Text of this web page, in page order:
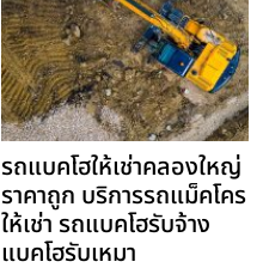
รถแบคโฮให้เช่าคลองใหญ่
ราคาถูก บริการรถแม็คโคร
ให้เช่า รถแบคโฮรับจ้าง
แบคโฮรับเหมา